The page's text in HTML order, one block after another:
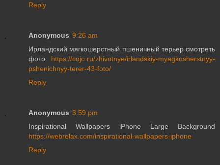
Reply
Anonymous 9:26 am
Ирландский мягкошерстный пшеничный терьер смотреть
фото https://cojo.ru/zhivotnye/irlandskiy-myagkosherstnyy-
pshenichnyy-terer-43-foto/
Reply
Anonymous 3:59 pm
Inspirational Wallpapers iPhone Large Background
https://webrelax.com/inspirational-wallpapers-iphone
Reply